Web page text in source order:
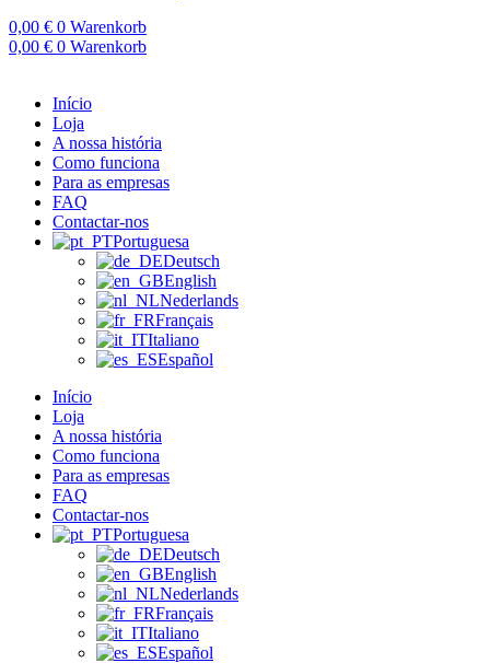
0,00 € 0 Warenkorb
0,00 € 0 Warenkorb
Início
Loja
A nossa história
Como funciona
Para as empresas
FAQ
Contactar-nos
Portuguesa
Deutsch
English
Nederlands
Français
Italiano
Español
Início
Loja
A nossa história
Como funciona
Para as empresas
FAQ
Contactar-nos
Portuguesa
Deutsch
English
Nederlands
Français
Italiano
Español